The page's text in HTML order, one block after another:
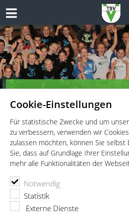
Cookie-Einstellungen
Für statistische Zwecke und um
zu verbessern, verwenden wir
zulassen möchten, können Sie
Sie, dass auf Grundlage Ihrer
mehr alle Funktionalitäten der
Notwendig
Statistik
Externe Dienste
Handballern des TSV
Teamsport vom Allerfeinsten
TSV Vaterstetten e.V.
TSV Vaterstetten nährt sich mit
Platz